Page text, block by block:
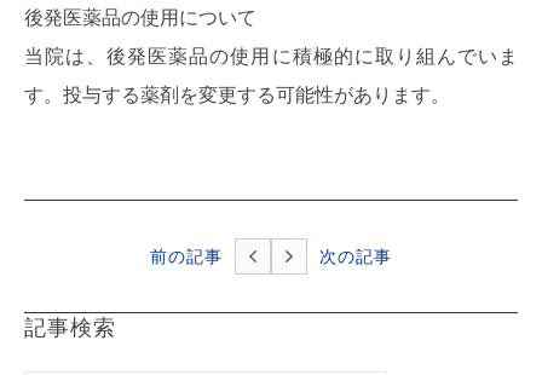
後発医薬品の使用について
当院は、後発医薬品の使用に積極的に取り組んでいま
す。投与する薬剤を変更する可能性があります。
前の記事 次の記事
記事検索